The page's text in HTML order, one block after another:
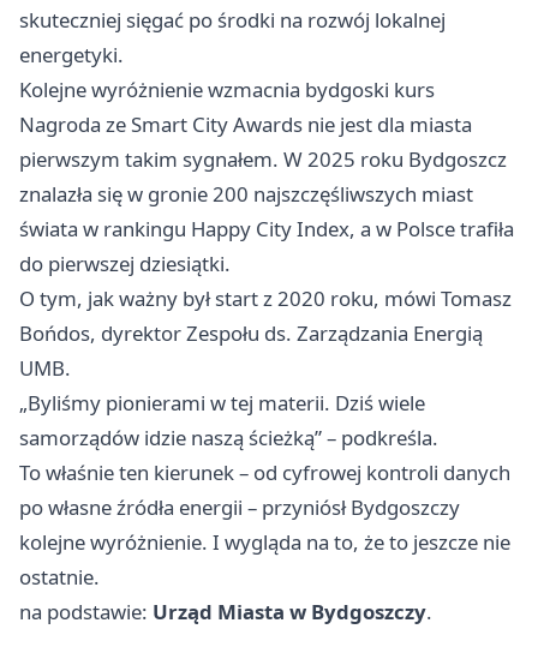
skuteczniej sięgać po środki na rozwój lokalnej
energetyki.
Kolejne wyróżnienie wzmacnia bydgoski kurs
Nagroda ze Smart City Awards nie jest dla miasta
pierwszym takim sygnałem. W 2025 roku Bydgoszcz
znalazła się w gronie 200 najszczęśliwszych miast
świata w rankingu Happy City Index, a w Polsce trafiła
do pierwszej dziesiątki.
O tym, jak ważny był start z 2020 roku, mówi Tomasz
Bońdos, dyrektor Zespołu ds. Zarządzania Energią
UMB.
„Byliśmy pionierami w tej materii. Dziś wiele
samorządów idzie naszą ścieżką” – podkreśla.
To właśnie ten kierunek – od cyfrowej kontroli danych
po własne źródła energii – przyniósł Bydgoszczy
kolejne wyróżnienie. I wygląda na to, że to jeszcze nie
ostatnie.
na podstawie: Urząd Miasta w Bydgoszczy.